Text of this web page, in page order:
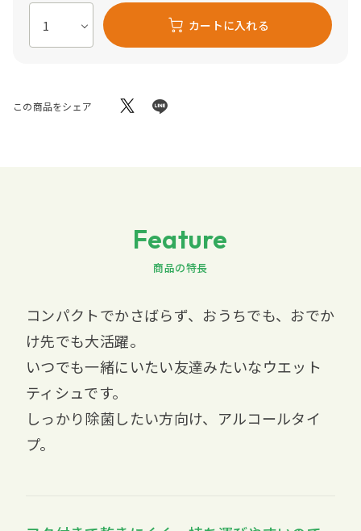
カートに入れる
この商品をシェア
Feature
商品の特長
コンパクトでかさばらず、おうちでも、おでか
け先でも大活躍。
いつでも一緒にいたい友達みたいなウエット
ティシュです。
しっかり除菌したい方向け、アルコールタイ
プ。